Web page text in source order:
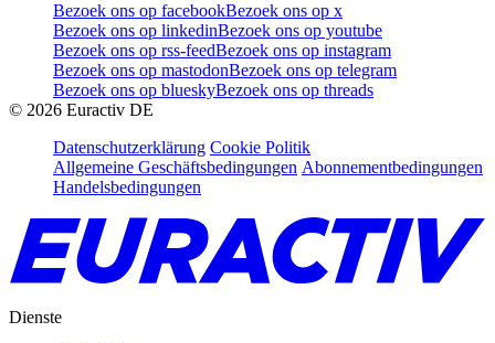
Bezoek ons op facebookBezoek ons op x
Bezoek ons op linkedinBezoek ons op youtube
Bezoek ons op rss-feedBezoek ons op instagram
Bezoek ons op mastodonBezoek ons op telegram
Bezoek ons op blueskyBezoek ons op threads
© 2026 Euractiv DE
Datenschutzerklärung Cookie Politik
Allgemeine Geschäftsbedingungen Abonnementbedingungen
Handelsbedingungen
Dienste